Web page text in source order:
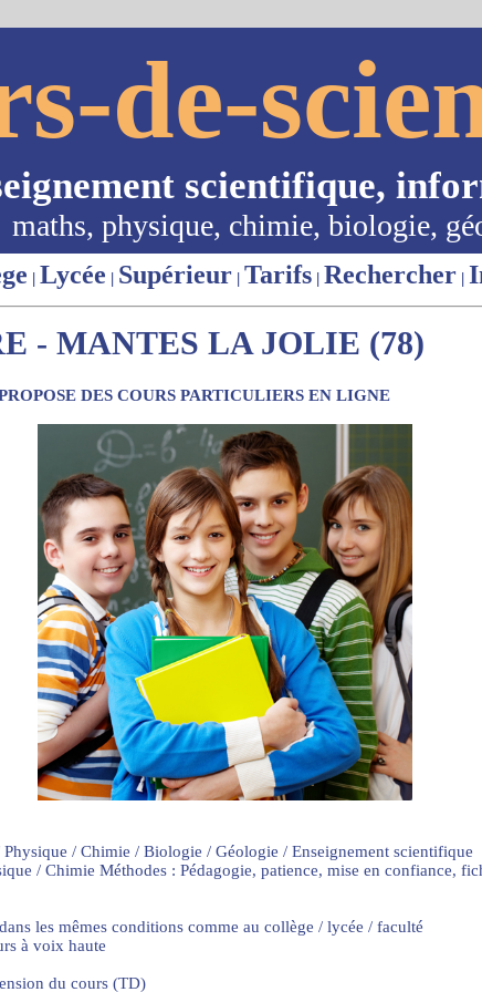
de-
scientifique,
maths, physique, chimie, biologie,
| Lycée | Supérieur | Tarifs | Rechercher |
- MANTES LA JOLIE (78)
DES COURS PARTICULIERS EN LIGNE
/ Chimie / Biologie / Géologie / Enseignement scientifique
/ Chimie Méthodes : Pédagogie, patience, mise en confiance,
les mêmes conditions comme au collège / lycée / faculté
à voix haute
du cours (TD)